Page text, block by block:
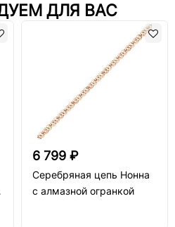
ДЛЯ ВАС
6 799 ₽
Серебряная цепь Нонна
с алмазной огранкой